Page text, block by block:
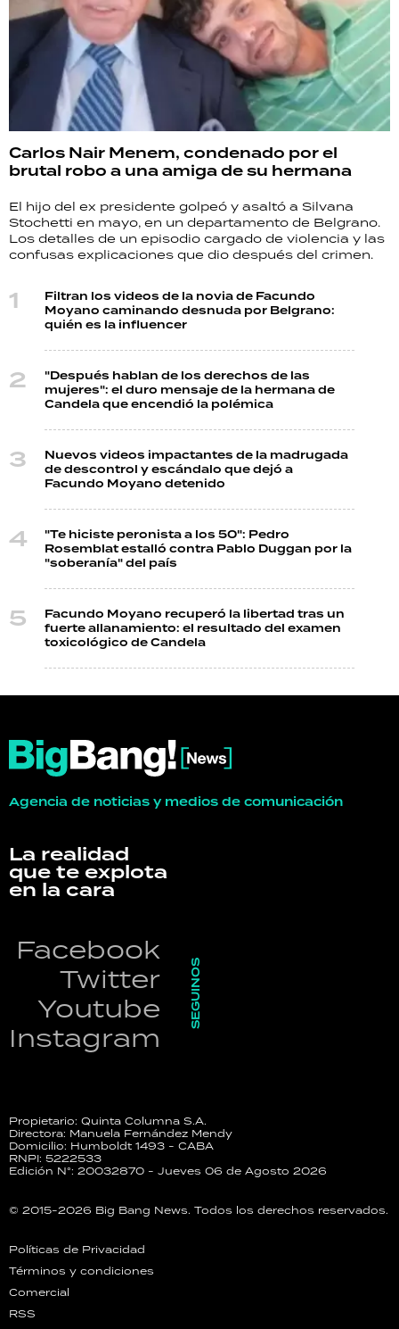
Carlos Nair Menem, condenado por el
brutal robo a una amiga de su hermana
El hijo del ex presidente golpeó y asaltó a Silvana
Stochetti en mayo, en un departamento de Belgrano.
Los detalles de un episodio cargado de violencia y las
confusas explicaciones que dio después del crimen.
Filtran los videos de la novia de Facundo
Moyano caminando desnuda por Belgrano:
quién es la influencer
"Después hablan de los derechos de las
mujeres": el duro mensaje de la hermana de
Candela que encendió la polémica
Nuevos videos impactantes de la madrugada
de descontrol y escándalo que dejó a
Facundo Moyano detenido
"Te hiciste peronista a los 50": Pedro
Rosemblat estalló contra Pablo Duggan por la
"soberanía" del país
Facundo Moyano recuperó la libertad tras un
fuerte allanamiento: el resultado del examen
toxicológico de Candela
Agencia de noticias y medios de comunicación
La realidad
que te explota
en la cara
Facebook
Twitter
Youtube
Instagram
SEGUINOS
Propietario: Quinta Columna S.A.
Directora: Manuela Fernández Mendy
Domicilio: Humboldt 1493 - CABA
RNPI: 5222533
Edición N°: 20032870 - Jueves 06 de Agosto 2026
© 2015-2026 Big Bang News. Todos los derechos reservados.
Políticas de Privacidad
Términos y condiciones
Comercial
RSS